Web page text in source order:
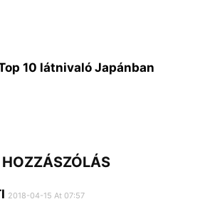
10 látnivaló Japánban
HOZZÁSZÓLÁS
2018-04-15 At 07:57